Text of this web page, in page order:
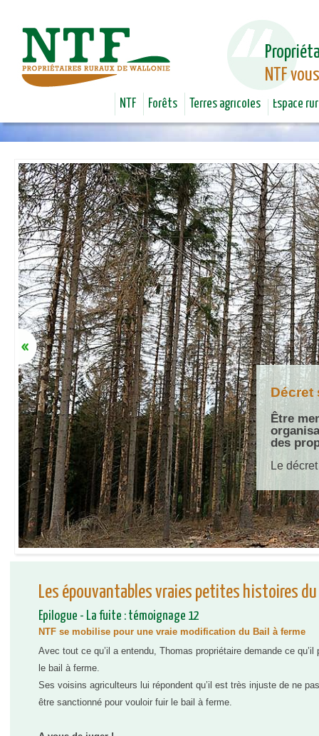
NTF
NTF Forêts Terres agricoles Espace
Décret
Être
des
Le
Décret
grâce
Le 13
lecture
Les épouvantables vraies petites histoires
Epilogue - La fuite : témoignage 12
NTF se mobilise pour une vraie modification du Bail à ferme
Avec tout ce qu’il a entendu, Thomas propriétaire demande ce
le bail à ferme.
Ses voisins agriculteurs lui répondent qu’il est très injuste de ne
être sanctionné pour vouloir fuir le bail à ferme.